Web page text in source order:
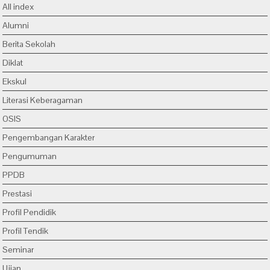
All index
Alumni
Berita Sekolah
Diklat
Ekskul
Literasi Keberagaman
OSIS
Pengembangan Karakter
Pengumuman
PPDB
Prestasi
Profil Pendidik
Profil Tendik
Seminar